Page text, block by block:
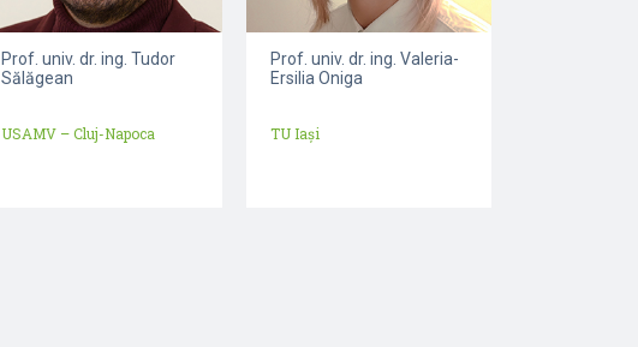
Prof. univ. dr. ing. Tudor
Sălăgean
USAMV – Cluj-Napoca
Prof. univ. dr. ing. Valeria-
Ersilia Oniga
TU Iași